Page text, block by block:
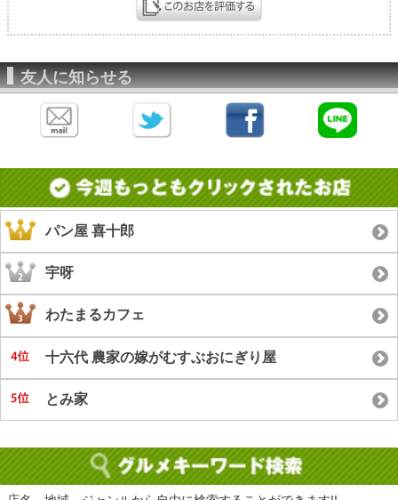
友人に知らせる
パン屋 喜十郎
宇呀
わたまるカフェ
十六代 農家の嫁がむすぶおにぎり屋
とみ家